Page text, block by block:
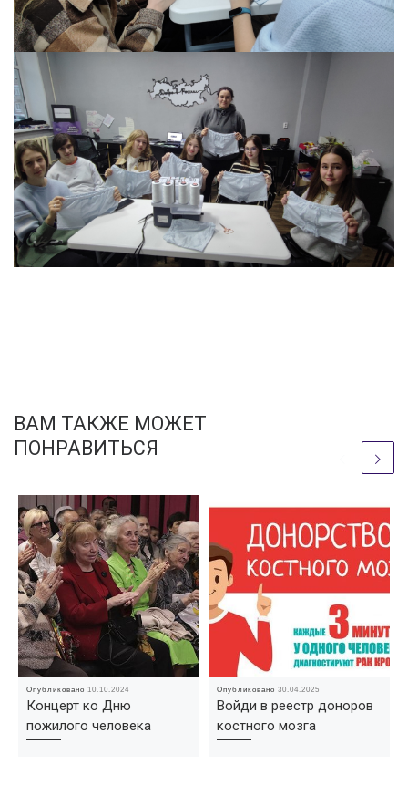
ВАМ ТАКЖЕ МОЖЕТ
ПОНРАВИТЬСЯ
Опубликовано10.10.2024
Концерт ко Дню
пожилого человека
Опубликовано30.04.2025
Войди в реестр доноров
костного мозга